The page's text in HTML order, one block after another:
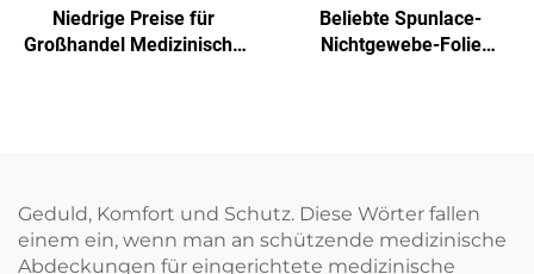
Niedrige Preise für
Großhandel Medizinische
Beliebte Spunlace-
Nichtgewebe-Folie
Geduld, Komfort und Schutz. Diese Wörter fallen
einem ein, wenn man an schützende medizinische
Abdeckungen für eingerichtete medizinische